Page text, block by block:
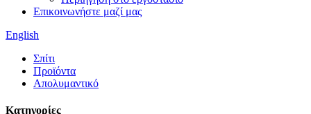
Επικοινωνήστε μαζί μας
English
Σπίτι
Προϊόντα
Απολυμαντικό
Κατηγορίες